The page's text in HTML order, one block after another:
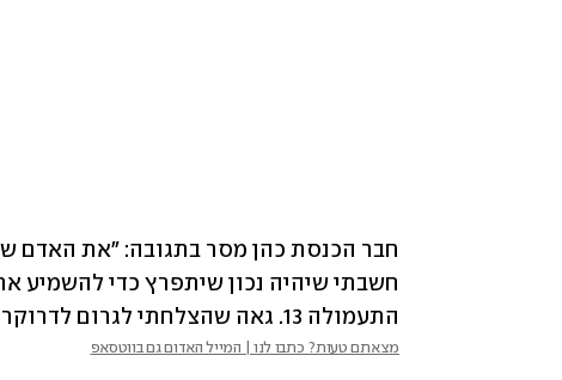
התעמולה 13. גאה שהצלחתי לגרום לדרוקר להשמיע את הקול שלו".
מצאתם טעות? כתבו לנו | המייל האדום גם בווטסאפ